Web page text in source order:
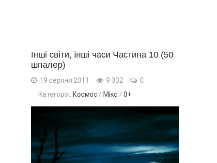
Інші світи, інші часи Частина 10 (50
шпалер)
19 серпня 2011 9 032
0
Категорія: Космос / Мікс / 0+